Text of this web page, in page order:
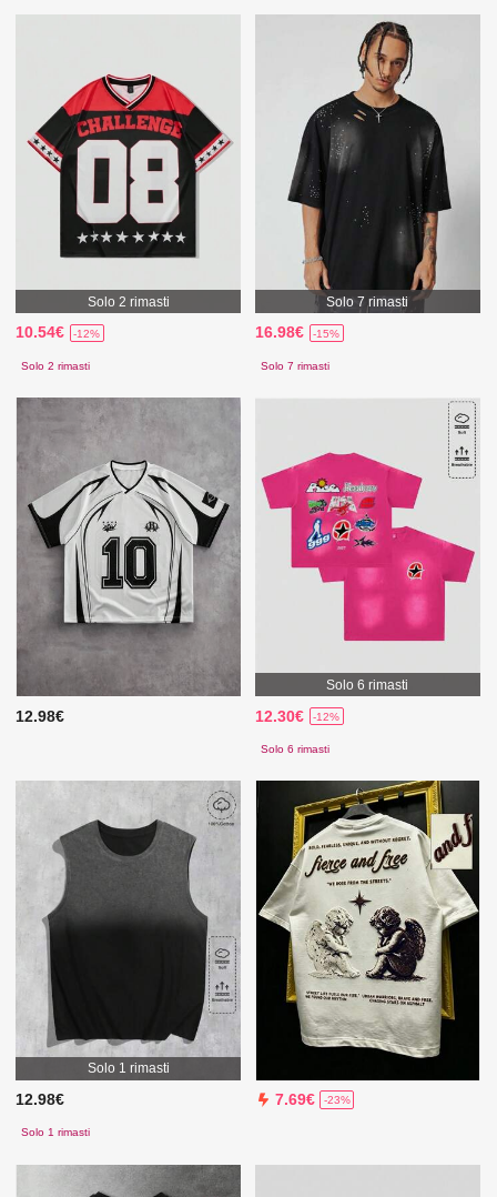
Solo 2 rimasti
10.54€ -12%
Solo 2 rimasti
Solo 7 rimasti
16.98€ -15%
Solo 7 rimasti
12.98€
Solo 6 rimasti
12.30€ -12%
Solo 6 rimasti
Solo 1 rimasti
12.98€
Solo 1 rimasti
7.69€ -23%